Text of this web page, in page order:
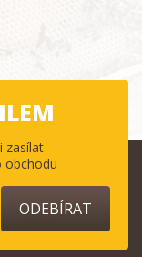
zasílat
obchodu
ODEBÍRAT